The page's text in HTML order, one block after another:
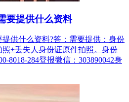
要提供什么资料
供什么资料?答：需要提供：身份
+丢失人身份证原件拍照。身份
8018-284登报微信：303890042身